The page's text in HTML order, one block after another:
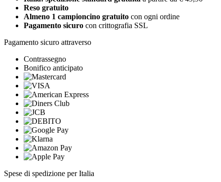
Reso gratuito
Almeno 1 campioncino gratuito con ogni ordine
Pagamento sicuro con crittografia SSL
Pagamento sicuro attraverso
Contrassegno
Bonifico anticipato
Spese di spedizione per Italia